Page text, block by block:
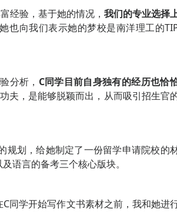
经验，基于她的情况， 我们的专业选择
也向我们表示她的梦校是南洋理工的
分析， C同学目前自身独有的经历也恰
夫，是能够脱颖而出，从而吸引招生官
规划，给她制定了一份留学申请院校的
语言的备考三个核心版块。
同学开始写作文书素材之前，我和她进